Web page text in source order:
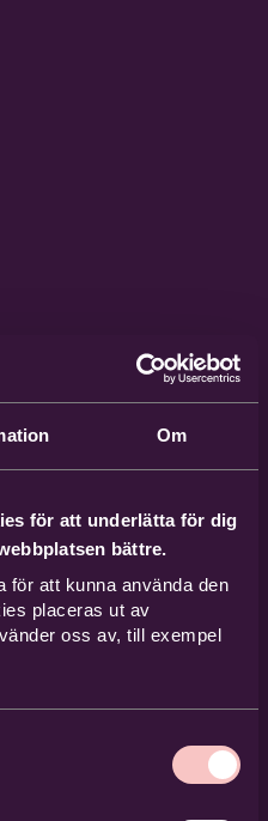
Om
för att underlätta för dig
bättre.
för att kunna använda den
placeras ut av
oss av, till exempel